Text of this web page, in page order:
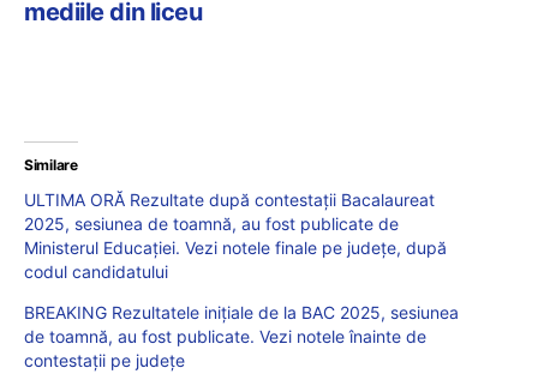
mediile din liceu
Similare
ULTIMA ORĂ Rezultate după contestații Bacalaureat
2025, sesiunea de toamnă, au fost publicate de
Ministerul Educației. Vezi notele finale pe județe, după
codul candidatului
BREAKING Rezultatele inițiale de la BAC 2025, sesiunea
de toamnă, au fost publicate. Vezi notele înainte de
contestații pe județe